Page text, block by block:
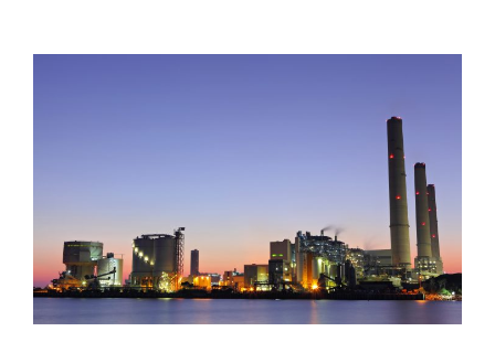
A contextualização de dados é
uma necessidade da indústria
Portuguese